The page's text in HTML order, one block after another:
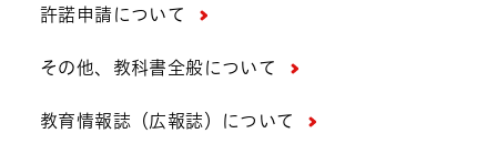
許諾申請について
その他、教科書全般について
教育情報誌（広報誌）について